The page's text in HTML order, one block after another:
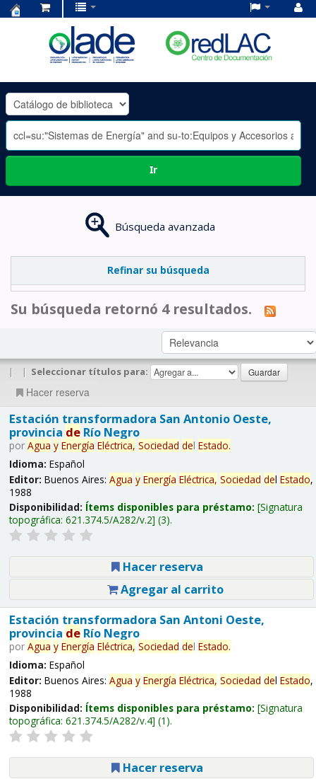
OLADE
-
Ir
Búsqueda avanzada
Refinar su búsqueda
Su búsqueda retornó 4 resultados.
| | Seleccionar títulos para:
Hacer reserva
Estación transformadora San Antonio Oeste,
provincia deRío Negro
por Agua y Energía Eléctrica, Sociedad del Estado.
Idioma: Español
Editor: Buenos Aires: Agua y Energía Eléctrica, Sociedad del Estado,
1988
Disponibilidad: Ítems disponibles para préstamo: Signatura
topográfica: 621.374.5/A282/v.2 (3).
Hacer reserva
Agregar al carrito
Estación transformadora San Antoni Oeste,
provincia deRío Negro
por Agua y Energía Eléctrica, Sociedad del Estado.
Idioma: Español
Editor: Buenos Aires: Agua y Energía Eléctrica, Sociedad del Estado,
1988
Disponibilidad: Ítems disponibles para préstamo: Signatura
topográfica: 621.374.5/A282/v.4 (1).
Hacer reserva